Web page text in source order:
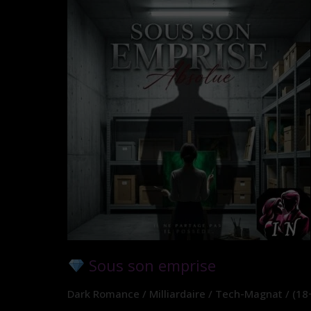
Sous son emprise
Dark Romance / Milliardaire / Tech-Magnat /